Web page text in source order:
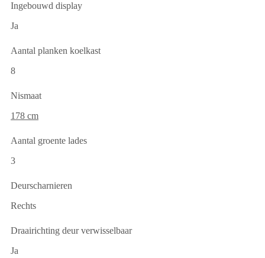
Ingebouwd display
Ja
Aantal planken koelkast
8
Nismaat
178 cm
Aantal groente lades
3
Deurscharnieren
Rechts
Draairichting deur verwisselbaar
Ja